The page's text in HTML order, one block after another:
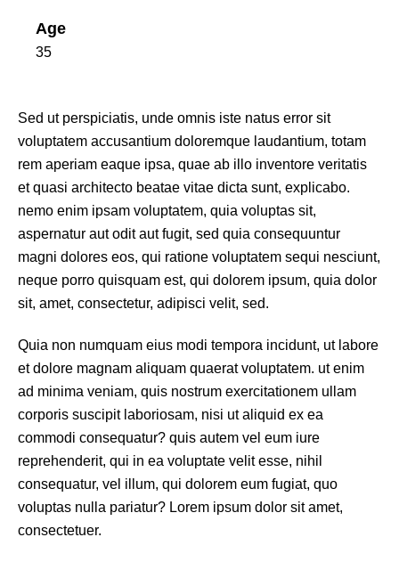
Age
35
Sed ut perspiciatis, unde omnis iste natus error sit
voluptatem accusantium doloremque laudantium, totam
rem aperiam eaque ipsa, quae ab illo inventore veritatis
et quasi architecto beatae vitae dicta sunt, explicabo.
nemo enim ipsam voluptatem, quia voluptas sit,
aspernatur aut odit aut fugit, sed quia consequuntur
magni dolores eos, qui ratione voluptatem sequi nesciunt,
neque porro quisquam est, qui dolorem ipsum, quia dolor
sit, amet, consectetur, adipisci velit, sed.
Quia non numquam eius modi tempora incidunt, ut labore
et dolore magnam aliquam quaerat voluptatem. ut enim
ad minima veniam, quis nostrum exercitationem ullam
corporis suscipit laboriosam, nisi ut aliquid ex ea
commodi consequatur? quis autem vel eum iure
reprehenderit, qui in ea voluptate velit esse, nihil
consequatur, vel illum, qui dolorem eum fugiat, quo
voluptas nulla pariatur? Lorem ipsum dolor sit amet,
consectetuer.